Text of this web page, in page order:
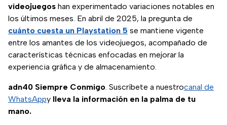
videojuegos han experimentado variaciones notables en
los últimos meses. En abril de 2025, la pregunta de
cuánto cuesta un Playstation 5 se mantiene vigente
entre los amantes de los videojuegos, acompañado de
características técnicas enfocadas en mejorar la
experiencia gráfica y de almacenamiento.
adn40 Siempre Conmigo. Suscríbete a nuestrocanal de
WhatsAppy lleva la información en la palma de tu
mano.